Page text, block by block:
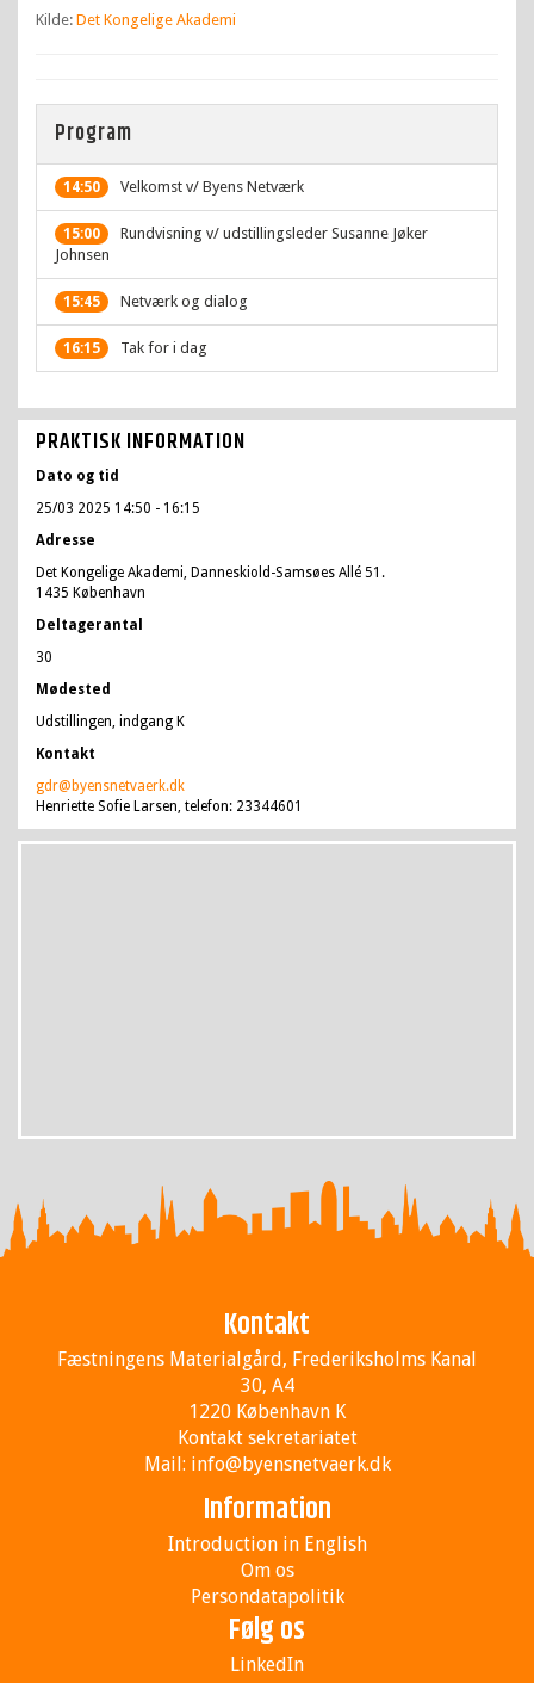
Kilde: Det Kongelige Akademi
Program
14:50 Velkomst v/ Byens Netværk
15:00
Rundvisning v/ udstillingsleder Susanne Jøker
Johnsen
15:45 Netværk og dialog
16:15 Tak for i dag
PRAKTISK INFORMATION
Dato og tid
25/03 2025 14:50 - 16:15
Adresse
Det Kongelige Akademi, Danneskiold-Samsøes Allé 51.
1435 København
Deltagerantal
30
Mødested
Udstillingen, indgang K
Kontakt
gdr@byensnetvaerk.dk
Henriette Sofie Larsen, telefon: 23344601
Kontakt
Fæstningens Materialgård, Frederiksholms Kanal
30, A4
1220 København K
Kontakt sekretariatet
Mail: info@byensnetvaerk.dk
Information
Introduction in English
Om os
Persondatapolitik
Følg os
LinkedIn